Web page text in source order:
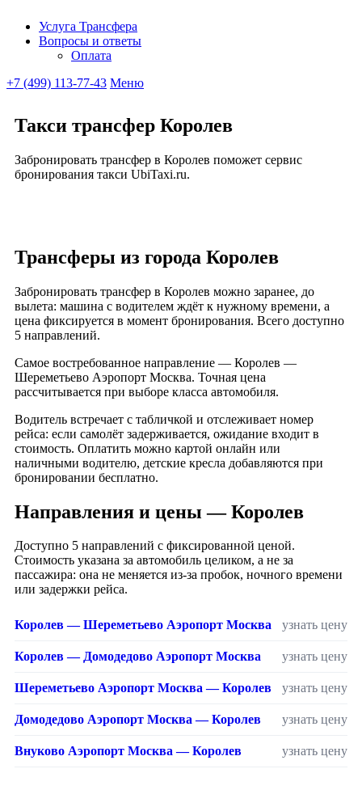
Ubitaxi
Услуга Трансфера
Вопросы и ответы
Оплата
+7 (499) 113-77-43 Меню
Такси трансфер Королев
Забронировать трансфер в Королев поможет сервис
бронирования такси UbiTaxi.ru.
Трансферы из города Королев
Забронировать трансфер в Королев можно заранее, до
вылета: машина с водителем ждёт к нужному времени, а
цена фиксируется в момент бронирования. Всего доступно
5 направлений.
Самое востребованное направление — Королев —
Шереметьево Аэропорт Москва. Точная цена
рассчитывается при выборе класса автомобиля.
Водитель встречает с табличкой и отслеживает номер
рейса: если самолёт задерживается, ожидание входит в
стоимость. Оплатить можно картой онлайн или
наличными водителю, детские кресла добавляются при
бронировании бесплатно.
Направления и цены — Королев
Доступно 5 направлений с фиксированной ценой.
Стоимость указана за автомобиль целиком, а не за
пассажира: она не меняется из-за пробок, ночного времени
или задержки рейса.
Королев — Шереметьево Аэропорт Москва узнать цену
Королев — Домодедово Аэропорт Москва узнать цену
Шереметьево Аэропорт Москва — Королев узнать цену
Домодедово Аэропорт Москва — Королев узнать цену
Внуково Аэропорт Москва — Королев узнать цену